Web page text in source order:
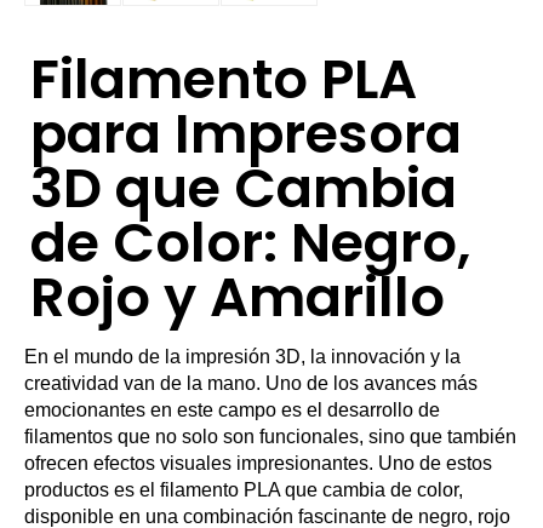
Filamento PLA
para Impresora
3D que Cambia
de Color: Negro,
Rojo y Amarillo
En el mundo de la impresión 3D, la innovación y la
creatividad van de la mano. Uno de los avances más
emocionantes en este campo es el desarrollo de
filamentos que no solo son funcionales, sino que también
ofrecen efectos visuales impresionantes. Uno de estos
productos es el filamento PLA que cambia de color,
disponible en una combinación fascinante de negro, rojo